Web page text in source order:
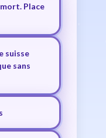
Place
suisse
sans